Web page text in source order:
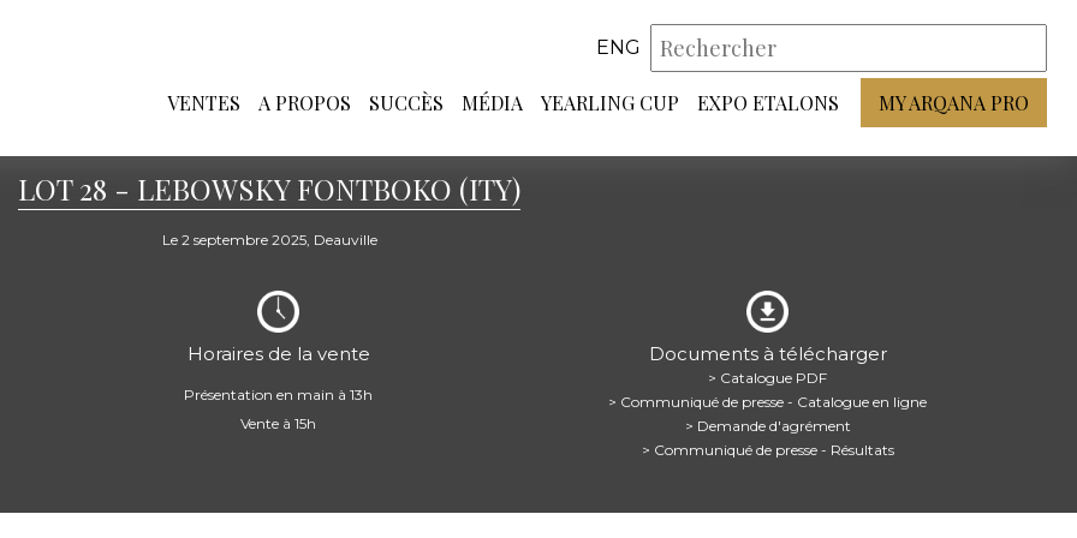
ENG
VENTES A PROPOS SUCCÈS MÉDIA YEARLING CUP EXPO ETALONS MY ARQANA PRO
LOT 28 - LEBOWSKY FONTBOKO (ITY)
Le 2 septembre 2025, Deauville
Horaires de la vente
Présentation en main à 13h
Vente à 15h
Documents à télécharger
> Catalogue PDF
> Communiqué de presse - Catalogue en ligne
> Demande d'agrément
> Communiqué de presse - Résultats